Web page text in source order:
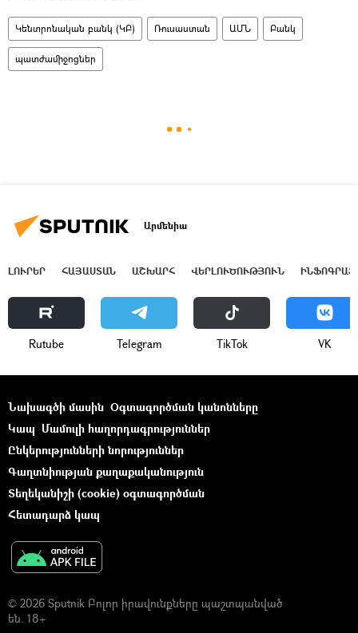
Կենտրոնական բանկ (ԿԲ) Ռուսաստան ԱՄՆ Բանկ
պատժամիջոցներ
Արմենիա
ԼՈՒՐԵՐ ՀԱՅԱՍՏԱՆ ԱՇԽԱՐՀ ՎԵՐԼՈՒԾՈՒԹՅՈՒՆ
Rutube Telegram ТikТоk VK
Նախագծի մասին Օգտագործման կանոնները
Կապ Մամուլի հաղորդագրություններ
Ընկերությունների նորություններ
Գաղտնիության քաղաքականություն
Տեղեկանիշի (cookie) օգտագործման
Հետադարձ կապ
© 2026 Sputnik Բոլոր իրավունքները պաշտպանված
են. 18+